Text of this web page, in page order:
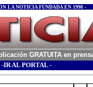
LA NOTICIA FUNDADA EN 1998 -
GRATUITA en
-IR AL PORTAL -